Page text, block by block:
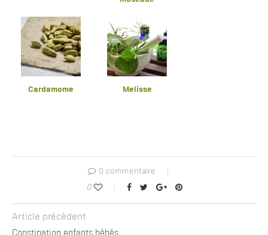
Cardamome Melisse
0 commentaire
0
Article précédent